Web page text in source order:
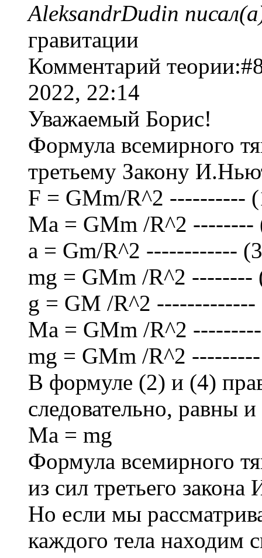
AleksandrDudin
гравитации
Комментарий
2022, 22:14
Уважаемый Борис!
Формула всемирного
третьему Закону
F = GMm/R^2 ----------
Ma = GMm /R^2 --------
a = Gm/R^2 ------------
mg = GMm /R^2 --------
g = GM /R^2 -------------
Ma = GMm /R^2
mg = GMm /R^2
В формуле (2) и (4)
следовательно, равны
Ma = mg
Формула всемирного
из сил третьего
Но если мы
каждого тела находим